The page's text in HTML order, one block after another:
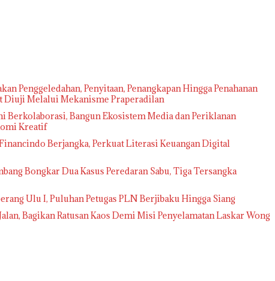
Penggeledahan, Penyitaan, Penangkapan Hingga Penahanan
Diuji Melalui Mekanisme Praperadilan
Berkolaborasi, Bangun Ekosistem Media dan Periklanan
Kreatif
Berjangka, Perkuat Literasi Keuangan Digital
Bongkar Dua Kasus Peredaran Sabu, Tiga Tersangka
Ulu I, Puluhan Petugas PLN Berjibaku Hingga Siang
Bagikan Ratusan Kaos Demi Misi Penyelamatan Laskar Wong